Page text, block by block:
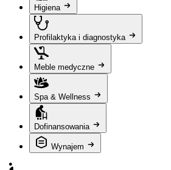
Higiena
Profilaktyka i diagnostyka
Meble medyczne
Spa & Wellness
Dofinansowania
Wynajem